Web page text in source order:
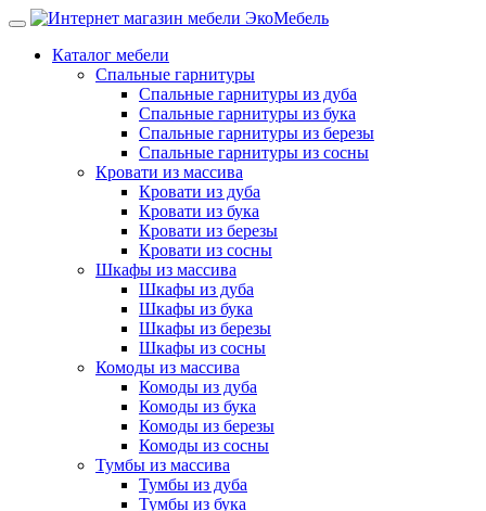
Каталог мебели
Спальные гарнитуры
Спальные гарнитуры из дуба
Спальные гарнитуры из бука
Спальные гарнитуры из березы
Спальные гарнитуры из сосны
Кровати из массива
Кровати из дуба
Кровати из бука
Кровати из березы
Кровати из сосны
Шкафы из массива
Шкафы из дуба
Шкафы из бука
Шкафы из березы
Шкафы из сосны
Комоды из массива
Комоды из дуба
Комоды из бука
Комоды из березы
Комоды из сосны
Тумбы из массива
Тумбы из дуба
Тумбы из бука